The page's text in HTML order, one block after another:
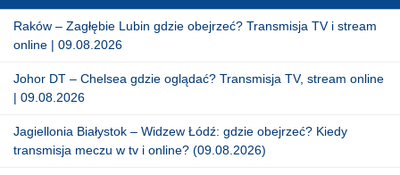
Raków – Zagłębie Lubin gdzie obejrzeć? Transmisja TV i stream
online | 09.08.2026
Johor DT – Chelsea gdzie oglądać? Transmisja TV, stream online
| 09.08.2026
Jagiellonia Białystok – Widzew Łódź: gdzie obejrzeć? Kiedy
transmisja meczu w tv i online? (09.08.2026)